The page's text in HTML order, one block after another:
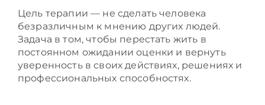
Цель терапии — не сделать человека
безразличным к мнению других людей.
Задача в том, чтобы перестать жить в
постоянном ожидании оценки и вернуть
уверенность в своих действиях, решениях и
профессиональных способностях.